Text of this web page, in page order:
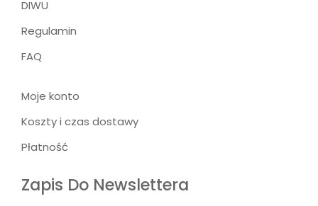
DIWU
Regulamin
FAQ
Moje konto
Koszty i czas dostawy
Płatność
Zapis Do Newslettera